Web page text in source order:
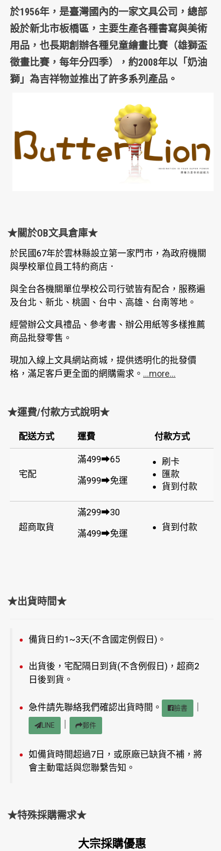
於1956年，是臺灣國內的一家文具公司，總部
設於新北市板橋區 ，主要生產各種書寫與美術
用品，也長期創辦各種兒童繪畫比賽（雄獅盃
徵畫比賽，每年分四季），約2008年以「奶油
獅」為吉祥物並推出了許多系列產品。
★關於OB文具倉庫★
於民國67年於雲林縣設立第一家門市，為政府機關
與學校單位員工特約商店．
與全台各機關單位學校公司行號皆有配合，服務遍
及台北、新北、桃園、台中、高雄、台南等地。
經營辦公文具禮品、參考書、辦公用紙等多樣推薦
商品批發零售。
現加入線上文具網站商城，提供透明化的批發價
格，滿足客戶更全面的網購需求。 ...more...
★運費/付款方式說明★
配送方式 運費 付款方式
宅配
滿499➡65
滿999➡免運
刷卡
匯款
貨到付款
超商取貨
滿299➡30
滿499➡免運
貨到付款
★出貨時間★
備貨日約1~3天(不含國定例假日)。
出貨後，宅配隔日到貨(不含例假日)，超商2
日後到貨。
急件請先聯絡我們確認出貨時間。 臉書
LINE 郵件
如備貨時間超過7日，或原廠已缺貨不補，將
會主動電話與您聯繫告知。
★特殊採購需求★
大宗採購優惠